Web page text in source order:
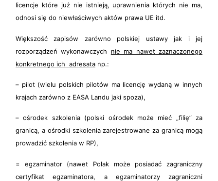
licencje które już nie istnieją, uprawnienia których nie ma,
odnosi się do niewłaściwych aktów prawa UE itd.
Większość zapisów zarówno polskiej ustawy jak i jej
rozporządzeń wykonawczych nie ma nawet zaznaczonego
konkretnego ich adresata np.:
– pilot (wielu polskich pilotów ma licencję wydaną w innych
krajach zarówno z EASA Landu jaki spoza),
– ośrodek szkolenia (polski ośrodek może mieć „filię” za
granicą, a ośrodki szkolenia zarejestrowane za granicą mogą
prowadzić szkolenia w RP),
= egzaminator (nawet Polak może posiadać zagraniczny
certyfikat egzaminatora, a egzaminatorzy zagraniczni